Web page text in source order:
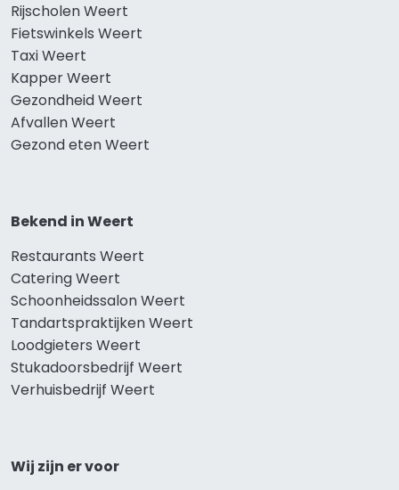
Rijscholen Weert
Fietswinkels Weert
Taxi Weert
Kapper Weert
Gezondheid Weert
Afvallen Weert
Gezond eten Weert
Bekend in Weert
Restaurants Weert
Catering Weert
Schoonheidssalon Weert
Tandartspraktijken Weert
Loodgieters Weert
Stukadoorsbedrijf Weert
Verhuisbedrijf Weert
Wij zijn er voor